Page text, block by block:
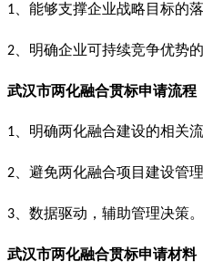
1 、能够支撑企业战略目标的
2 、明确企业可持续竞争优势
武汉市两化融合贯标申请流程
1 、明确两化融合建设的相关
2 、避免两化融合项目建设管
3 、数据驱动，辅助管理决策。
武汉市两化融合贯标申请材料